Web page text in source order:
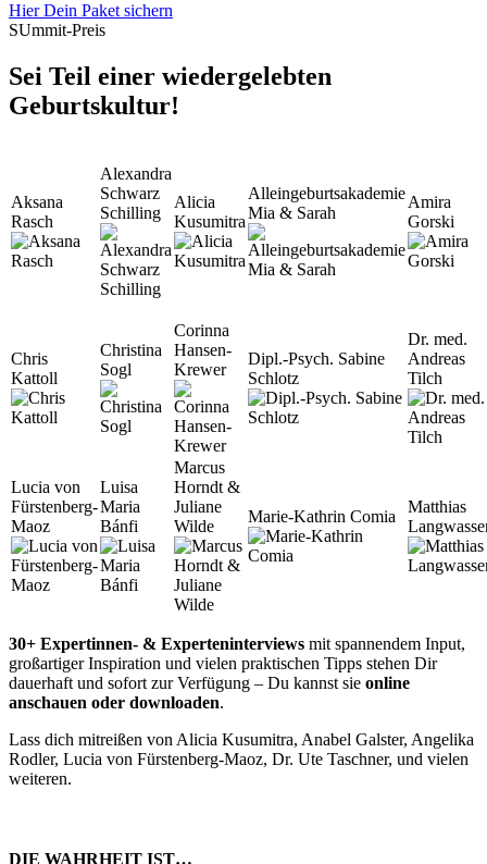
Hier Dein Paket sichern
SUmmit-Preis
Sei Teil einer wiedergelebten
Geburtskultur!
Aksana
Rasch
Alexandra
Schwarz
Schilling
Alicia
Kusumitra
Alleingeburtsakademie
Mia & Sarah
Amira
Gorski
Chris
Kattoll
Christina
Sogl
Corinna
Hansen-
Krewer
Dipl.-Psych. Sabine
Schlotz
Dr. med.
Andreas
Tilch
Lucia von
Fürstenberg-
Maoz
Luisa
Maria
Bánfi
Marcus
Horndt &
Juliane
Wilde
Marie-Kathrin Comia
Matthias
30+ Expertinnen- & Experteninterviews mit spannendem Input,
großartiger Inspiration und vielen praktischen Tipps stehen Dir
dauerhaft und sofort zur Verfügung – Du kannst sie online
anschauen oder downloaden.
Lass dich mitreißen von Alicia Kusumitra, Anabel Galster, Angelika
Rodler, Lucia von Fürstenberg-Maoz, Dr. Ute Taschner, und vielen
weiteren.
DIE WAHRHEIT IST…